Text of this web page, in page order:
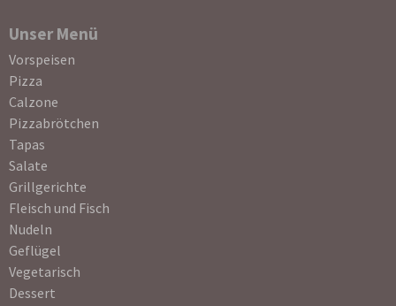
Unser Menü
Navigation
überspringen
Vorspeisen
Pizza
Calzone
Pizzabrötchen
Tapas
Salate
Grillgerichte
Fleisch und Fisch
Nudeln
Geflügel
Vegetarisch
Dessert